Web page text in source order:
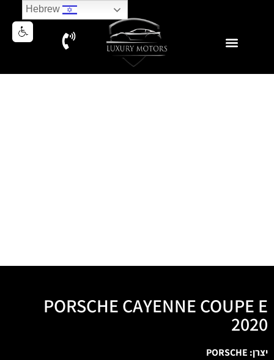
PORSCHE CAYENNE COUPE E
2020
יצרן: PORSCHE
Hebrew